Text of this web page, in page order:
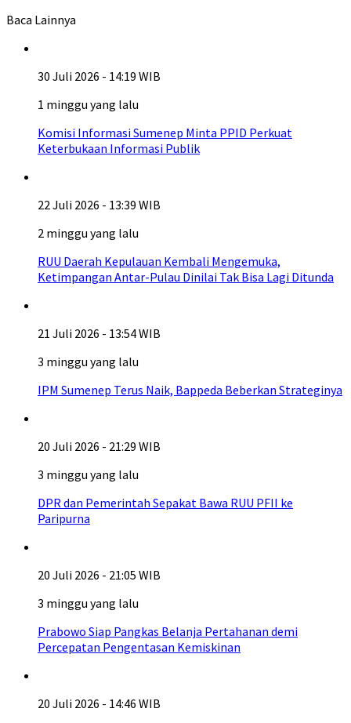
Baca Lainnya
30 Juli 2026 - 14:19 WIB
1 minggu yang lalu
Komisi Informasi Sumenep Minta PPID Perkuat
Keterbukaan Informasi Publik
22 Juli 2026 - 13:39 WIB
2 minggu yang lalu
RUU Daerah Kepulauan Kembali Mengemuka,
Ketimpangan Antar-Pulau Dinilai Tak Bisa Lagi Ditunda
21 Juli 2026 - 13:54 WIB
3 minggu yang lalu
IPM Sumenep Terus Naik, Bappeda Beberkan Strateginya
20 Juli 2026 - 21:29 WIB
3 minggu yang lalu
DPR dan Pemerintah Sepakat Bawa RUU PFII ke
Paripurna
20 Juli 2026 - 21:05 WIB
3 minggu yang lalu
Prabowo Siap Pangkas Belanja Pertahanan demi
Percepatan Pengentasan Kemiskinan
20 Juli 2026 - 14:46 WIB